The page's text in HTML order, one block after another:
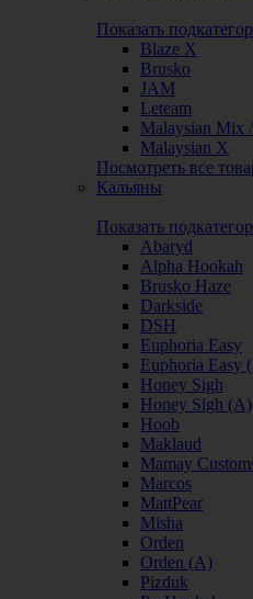
Показать
Blaze X
Brusko
JAM
Leteam
Malaysian Mix
Malaysian X
Посмотреть все
Кальяны
Показать
Abaryd
Alpha Hookah
Brusko Haze
Darkside
DSH
Euphoria Easy
Euphoria Easy
Honey Sigh
Honey Sigh (А)
Hoob
Maklaud
Mamay
Marcos
MattPear
Misha
Orden
Orden (А)
Pizduk